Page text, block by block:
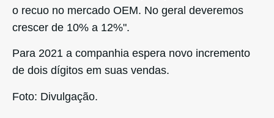
o recuo no mercado OEM. No geral deveremos
crescer de 10% a 12%".
Para 2021 a companhia espera novo incremento
de dois dígitos em suas vendas.
Foto: Divulgação.